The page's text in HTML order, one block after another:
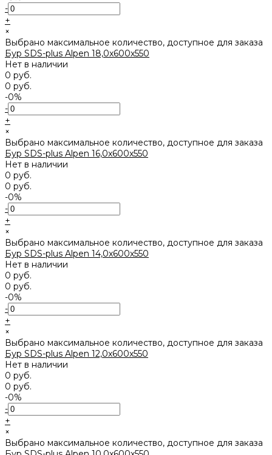
-
+
×
Выбрано максимальное количество, доступное для заказа
Бур SDS-plus Alpen 18,0x600х550
Нет в наличии
0 руб.
0 руб.
-0%
-
+
×
Выбрано максимальное количество, доступное для заказа
Бур SDS-plus Alpen 16,0x600х550
Нет в наличии
0 руб.
0 руб.
-0%
-
+
×
Выбрано максимальное количество, доступное для заказа
Бур SDS-plus Alpen 14,0x600х550
Нет в наличии
0 руб.
0 руб.
-0%
-
+
×
Выбрано максимальное количество, доступное для заказа
Бур SDS-plus Alpen 12,0x600х550
Нет в наличии
0 руб.
0 руб.
-0%
-
+
×
Выбрано максимальное количество, доступное для заказа